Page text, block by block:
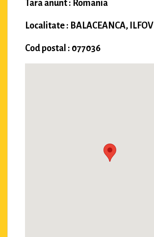
Tara anunt : Romania
Localitate : BALACEANCA, ILFOV
Cod postal : 077036